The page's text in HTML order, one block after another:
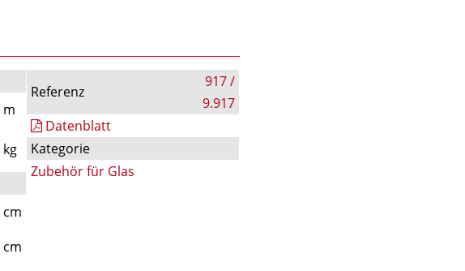
m
kg
cm
cm
Referenz
917 /
9.917
Datenblatt
Kategorie
Zubehör für Glas